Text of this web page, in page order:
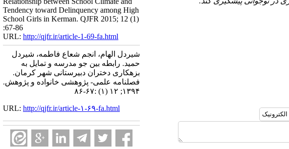
Tendency toward Delinquency among High
School Girls in Kerman. QJFR 2015; 12 (1)
:67-86
URL: http://qjfr.ir/article-1-69-fa.html
شیردل الهام، انجم شعاع فاطمه، شیردل
حمید. رابطه بین جو مدرسه و تمایل به
بزهکاری دختران دبیرستانی شهر کرمان.
فصلنامه علمی- پژوهشی خانواده و پژوهش.
۱۳۹۴; ۱۲ (۱) :۶۷-۸۶
URL: http://qjfr.ir/article-۱-۶۹-fa.html